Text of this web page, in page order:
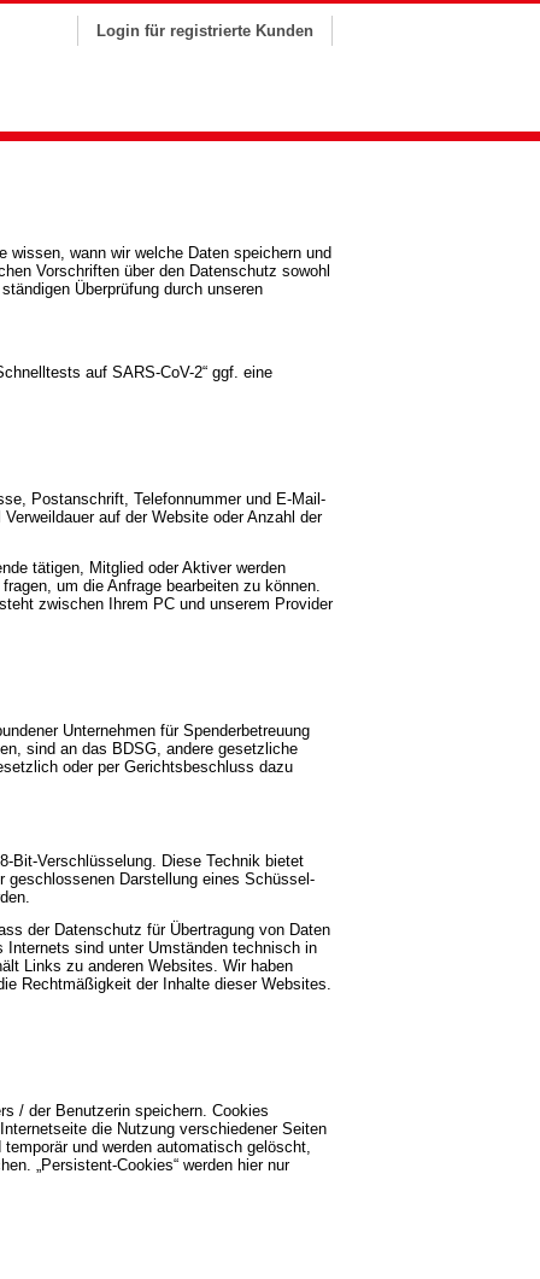
Login für registrierte Kunden
wissen, wann wir welche Daten speichern und
Vorschriften über den Datenschutz sowohl
Überprüfung durch unseren
auf SARS-CoV-2“ ggf. eine
Postanschrift, Telefonnummer und E-Mail-
auf der Website oder Anzahl der
tätigen, Mitglied oder Aktiver werden
um die Anfrage bearbeiten zu können.
zwischen Ihrem PC und unserem Provider
Unternehmen für Spenderbetreuung
sind an das BDSG, andere gesetzliche
oder per Gerichtsbeschluss dazu
Bit-Verschlüsselung. Diese Technik bietet
geschlossenen Darstellung eines Schüssel-
der Datenschutz für Übertragung von Daten
Internets sind unter Umständen technisch in
Links zu anderen Websites. Wir haben
Rechtmäßigkeit der Inhalte dieser Websites.
/ der Benutzerin speichern. Cookies
die Nutzung verschiedener Seiten
und werden automatisch gelöscht,
„Persistent-Cookies“ werden hier nur